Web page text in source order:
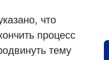
что
процесс
тему